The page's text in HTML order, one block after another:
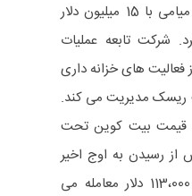
یک شرکت تابعه مستقر در میامی با 15 میلیون دلار
شرکت تابعه عملیات
فعالیت های خزانه داری
ریسک مدیریت می کند.
قیمت بیت کوین تحت
رسیدن به اوج اخیر
بالاتر از 117،000 دلار ، زیر 113،000 دلار معامله می